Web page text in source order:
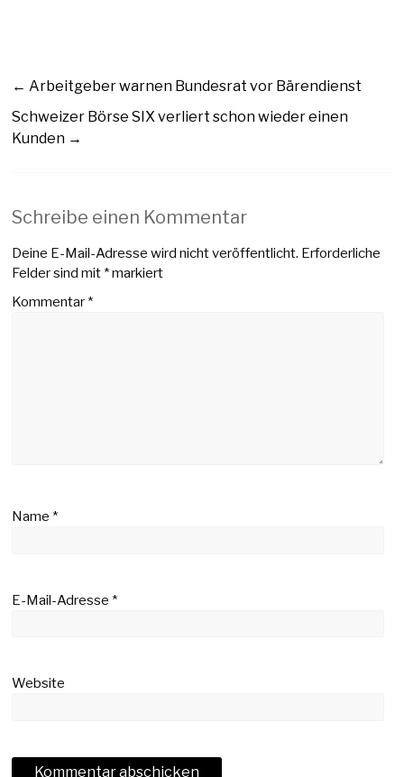
← Arbeitgeber warnen Bundesrat vor Bärendienst
Schweizer Börse SIX verliert schon wieder einen
Kunden →
Schreibe einen Kommentar
Deine E-Mail-Adresse wird nicht veröffentlicht. Erforderliche
Felder sind mit*markiert
Kommentar*
Name*
E-Mail-Adresse*
Website